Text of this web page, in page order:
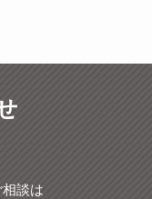
談は